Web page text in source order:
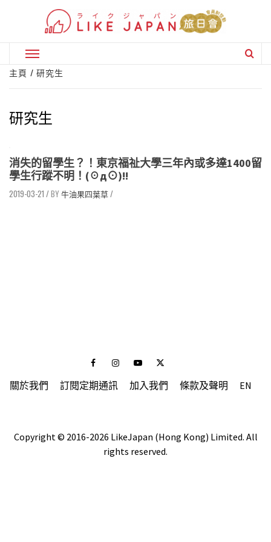
Primary
Menu
主頁 研究生
研究生
消失的留學生？！東京福祉大學三年內或多達1400留
學生行蹤不明！(☉д⊙)!!
2019-03-21 / 牛油果四葉草/
FacebookInstagramYoutubeTwitter
關於我們 訂閱定期通訊 加入我們 條款及聲明 EN
Copyright © 2016-2026 LikeJapan (Hong Kong) Limited. All
rights reserved.